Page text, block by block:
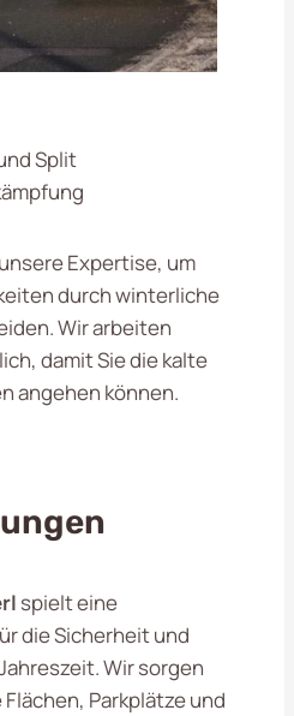
Split
Expertise, um
durch winterliche
Wir arbeiten
damit Sie die kalte
angehen können.
spielt eine
die Sicherheit und
Wir sorgen
Parkplätze und